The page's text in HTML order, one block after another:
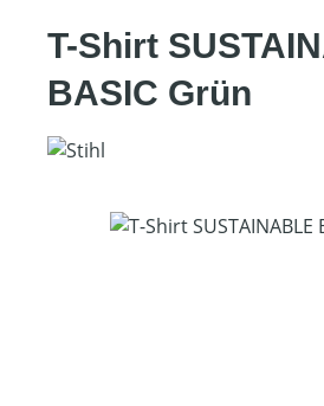
T-Shirt
BASIC Grün
Bildergalerie überspringen